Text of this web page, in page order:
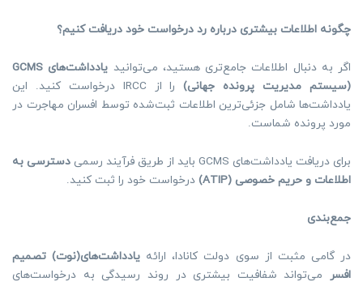
چگونه اطلاعات بیشتری درباره رد درخواست خود دریافت کنیم؟
اگر به دنبال اطلاعات جامع‌تری هستید، می‌توانید یادداشت‌های GCMS
(سیستم مدیریت پرونده جهانی)
را از IRCC درخواست کنید. این
یادداشت‌ها شامل جزئی‌ترین اطلاعات ثبت‌شده توسط افسران مهاجرت در
مورد پرونده شماست.
برای دریافت یادداشت‌های GCMS باید از طریق فرآیند رسمی
دسترسی به
اطلاعات و حریم خصوصی (ATIP) درخواست خود را ثبت کنید.
جمع‌بندی
در گامی مثبت از سوی دولت کانادا، ارائه یادداشت‌های(نوت) تصمیم
افسر می‌تواند شفافیت بیشتری در روند رسیدگی به درخواست‌های